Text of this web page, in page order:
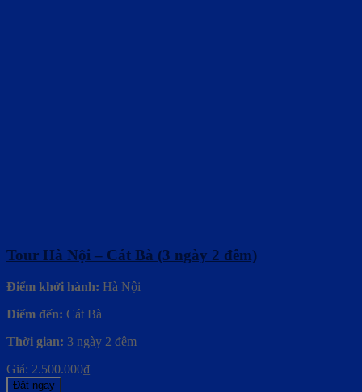
Tour Hà Nội – Cát Bà (3 ngày 2 đêm)
Điểm khởi hành: Hà Nội
Điểm đến: Cát Bà
Thời gian: 3 ngày 2 đêm
Giá: 2.500.000₫
Đặt ngay